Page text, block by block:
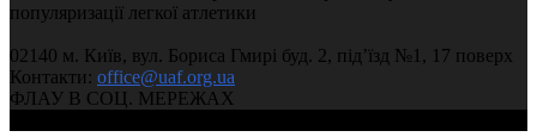
популяризації легкої атлетики
02140 м. Київ, вул. Бориса Гмирі буд. 2, під’їзд №1, 17 поверх
Контакти: office@uaf.org.ua
ФЛАУ В СОЦ. МЕРЕЖАХ